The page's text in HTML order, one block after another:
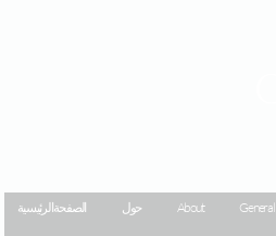
الصفحة الرئيسية حول About General